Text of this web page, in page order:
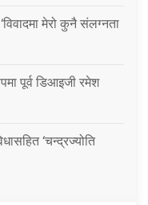
मेरो कुनै संलग्नता
पूर्व डिआइजी रमेश
‘चन्द्रज्योति